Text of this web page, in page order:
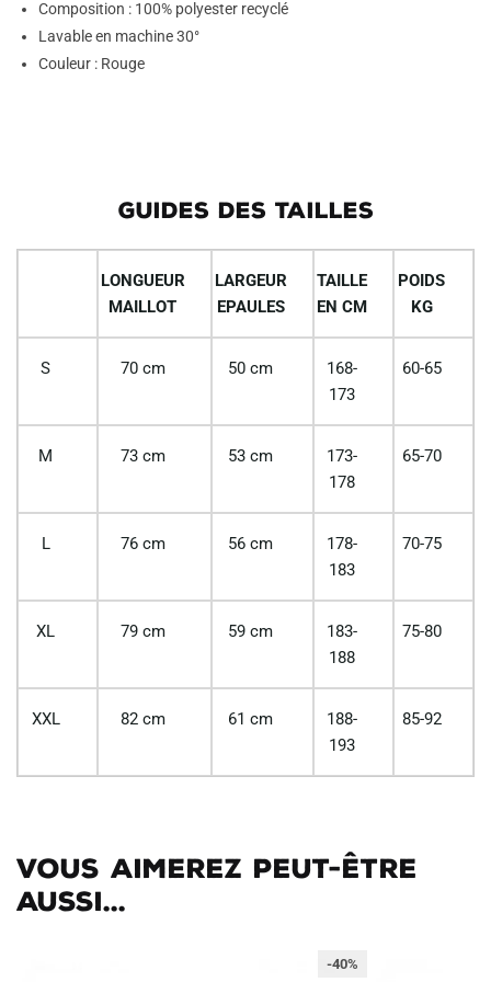
Composition : 100% polyester recyclé
Lavable en machine 30°
Couleur : Rouge
GUIDES DES TAILLES
LONGUEUR
MAILLOT
LARGEUR
EPAULES
TAILLE
EN CM
POIDS
KG
S 70 cm 50 cm
168-
173
60-65
M 73 cm 53 cm
173-
178
65-70
L 76 cm 56 cm
178-
183
70-75
XL 79 cm 59 cm
183-
188
75-80
XXL 82 cm 61 cm
188-
193
85-92
Vous aimerez peut-être
aussi...
-40%